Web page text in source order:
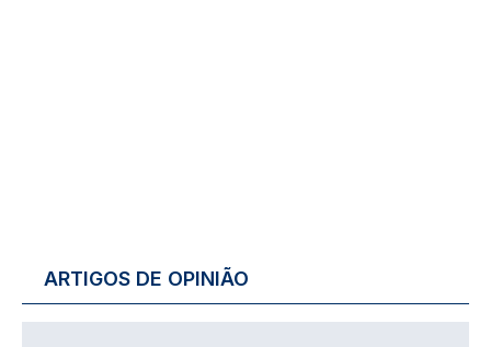
ARTIGOS DE OPINIÃO